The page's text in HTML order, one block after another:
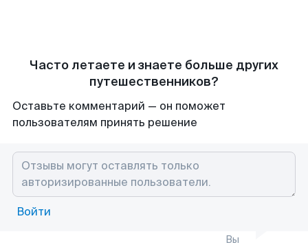
Часто летаете и знаете больше других
путешественников?
Оставьте комментарий — он поможет
пользователям принять решение
Войти
Вы